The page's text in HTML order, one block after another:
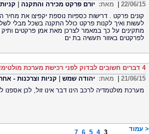
22/06/15
מאת: יורם פרקט מכירה והתקנה
קונים פרקט . דרישות כספיות נוספת יקפיצו את מחיר
לעשות ואיך לקנות פרקט כולל התקנה בשכל מבלי
מתקינים על כך במאמר לצרכן מאת אמן פרקטים
לפרקטים באזור תעשיה בת ים
4 דברים חשובים לבדוק לפני רכישת מערכת מולטימדיה לרכב
21/06/15
מאת: יהודה שמש
קניות וצרכנות -
מערכת מולטמדיה לרכב הינו דבר אינו זול, לכן
< עמוד
3
4
5
6
7